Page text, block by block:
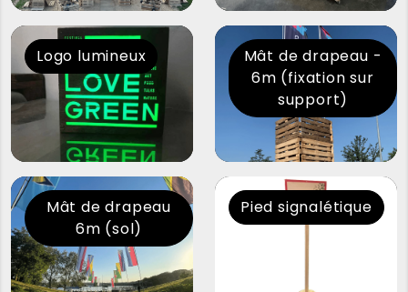
Logo lumineux
Mât de drapeau -
6m (fixation sur
support)
Mât de drapeau
6m (sol)
Pied signalétique